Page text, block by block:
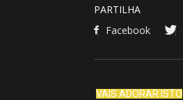
PARTILHA
Facebook
VAIS ADORAR ISTO